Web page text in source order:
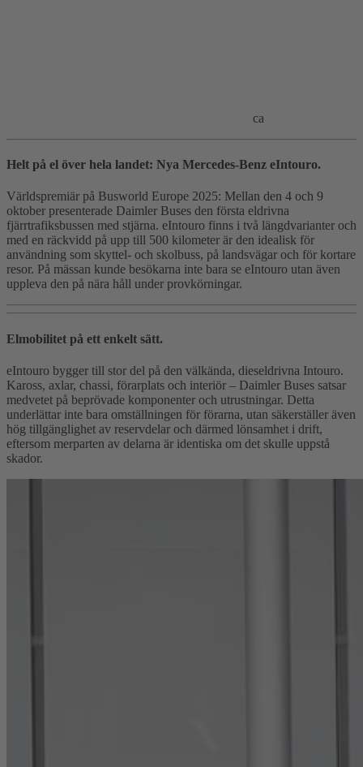
ca
Helt på el över hela landet: Nya Mercedes-Benz eIntouro.
Världspremiär på Busworld Europe 2025: Mellan den 4 och 9
oktober presenterade Daimler Buses den första eldrivna
fjärrtrafiksbussen med stjärna. eIntouro finns i två längdvarianter och
med en räckvidd på upp till 500 kilometer är den idealisk för
användning som skyttel- och skolbuss, på landsvägar och för kortare
resor. På mässan kunde besökarna inte bara se eIntouro utan även
uppleva den på nära håll under provkörningar.
Elmobilitet på ett enkelt sätt.
eIntouro bygger till stor del på den välkända, dieseldrivna Intouro.
Kaross, axlar, chassi, förarplats och interiör – Daimler Buses satsar
medvetet på beprövade komponenter och utrustningar. Detta
underlättar inte bara omställningen för förarna, utan säkerställer även
hög tillgänglighet av reservdelar och därmed lönsamhet i drift,
eftersom merparten av delarna är identiska om det skulle uppstå
skador.